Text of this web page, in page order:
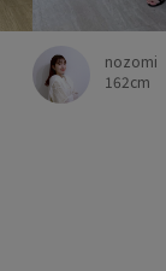
nozomi
162cm